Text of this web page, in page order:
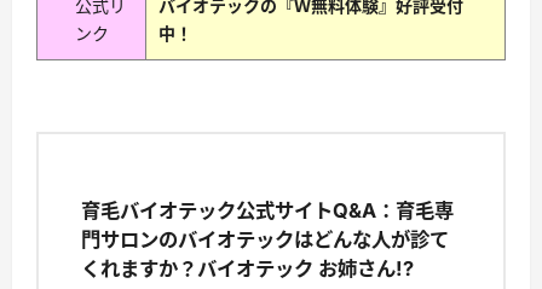
公式リ
ンク
バイオテックの『Ｗ無料体験』好評受付
中！
育毛バイオテック公式サイトQ&A：育毛専
門サロンのバイオテックはどんな人が診て
くれますか？バイオテック お姉さん!?